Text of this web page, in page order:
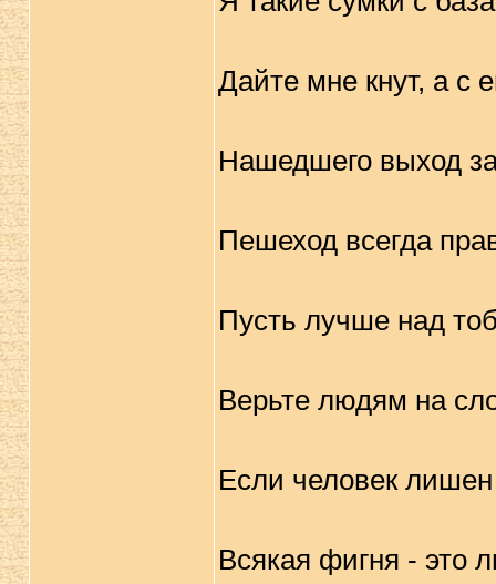
Дайте мне кнут, а с
Нашедшего выход
Пешеход всегда
Пусть лучше над
Верьте людям на
Если человек
Всякая фигня - это